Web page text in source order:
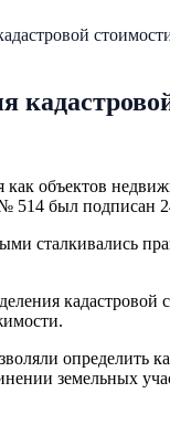
объектов
был подписан
сталкивались
определить
земельных